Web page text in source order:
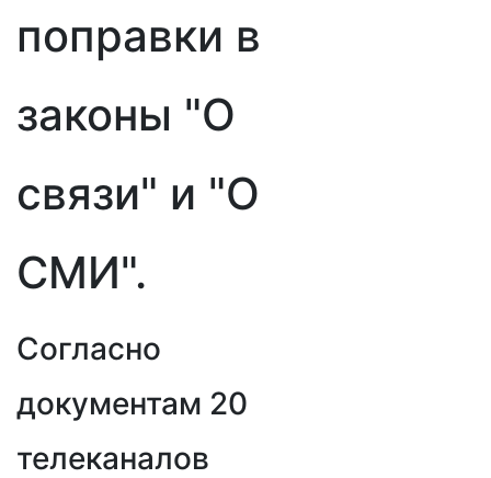
поправки в
законы "О
связи" и "О
СМИ".
Согласно
документам 20
телеканалов